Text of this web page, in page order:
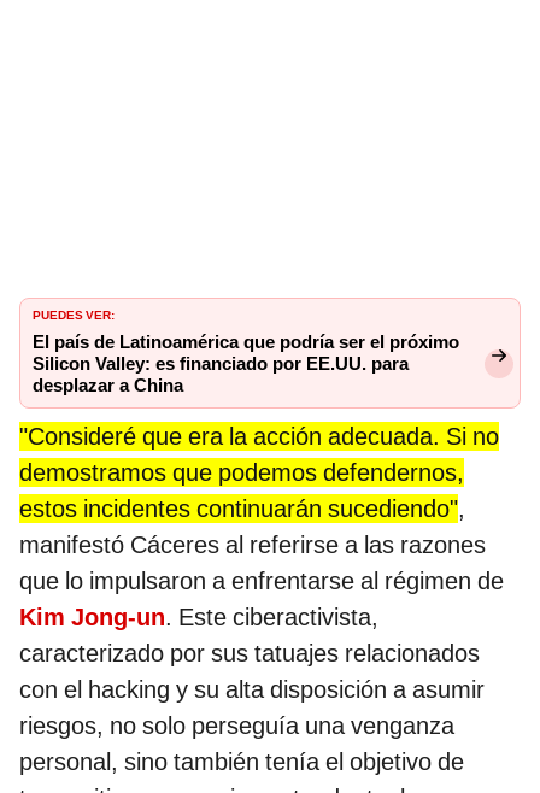
PUEDES VER:
El país de Latinoamérica que podría ser el próximo
Silicon Valley: es financiado por EE.UU. para
desplazar a China
"Consideré que era la acción adecuada. Si no
demostramos que podemos defendernos,
estos incidentes continuarán sucediendo",
manifestó Cáceres al referirse a las razones
que lo impulsaron a enfrentarse al régimen de
Kim Jong-un. Este ciberactivista,
caracterizado por sus tatuajes relacionados
con el hacking y su alta disposición a asumir
riesgos, no solo perseguía una venganza
personal, sino también tenía el objetivo de